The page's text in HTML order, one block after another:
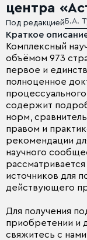
центра
Под редакцией Б.А.
Краткое
Комплексный
объёмом 973
первое и
полноценное
содержит
норм,
правом и
рекомендации
научного
источников для
действующего
Для получения
приобретении и
свяжитесь с